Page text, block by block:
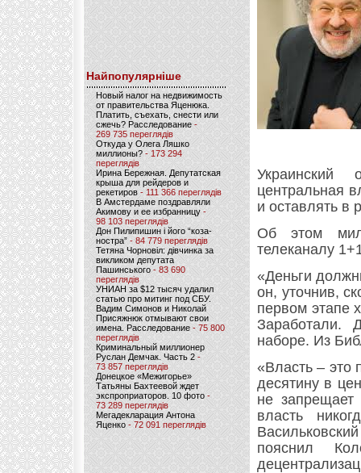
Найпопулярніше
Новый налог на недвижимость
от правительства Яценюка.
Платить, съехать, снести или
сжечь? Расследование-
269 735 переглядів
Откуда у Олега Ляшко
миллионы? - 173 294
переглядів
Ирина Бережная. Депутатская
крыша для рейдеров и
рекетиров - 111 366 переглядів
В Амстердаме поздравляли
Акимову и ее избранницу -
98 103 переглядів
Дон Пилипишин і його “коза-
ностра” - 84 779 переглядів
Тетяна Чорновіл: дівчинка за
викликом депутата
Пашинського- 83 690
переглядів
УНИАН за $12 тысяч удалил
статью про митинг под СБУ.
Вадим Симонов и Николай
Присяжнюк отмывают свои
имена. Расследование - 75 800
переглядів
Криминальный миллионер
Руслан Демчак. Часть 2-
73 857 переглядів
Донецкое «Межигорье»
Татьяны Бахтеевой ждет
экспроприаторов. 10 фото -
73 289 переглядів
Мегадекларация Антона
Яценко - 72 091 переглядів
Украинский
центральная
и оставлять в
Об этом
телеканалу
«Деньги
он, уточнив,
первом этапе
Заработали.
наборе. Из
«Власть – это
десятину в
не запрещает
власть
пояснил